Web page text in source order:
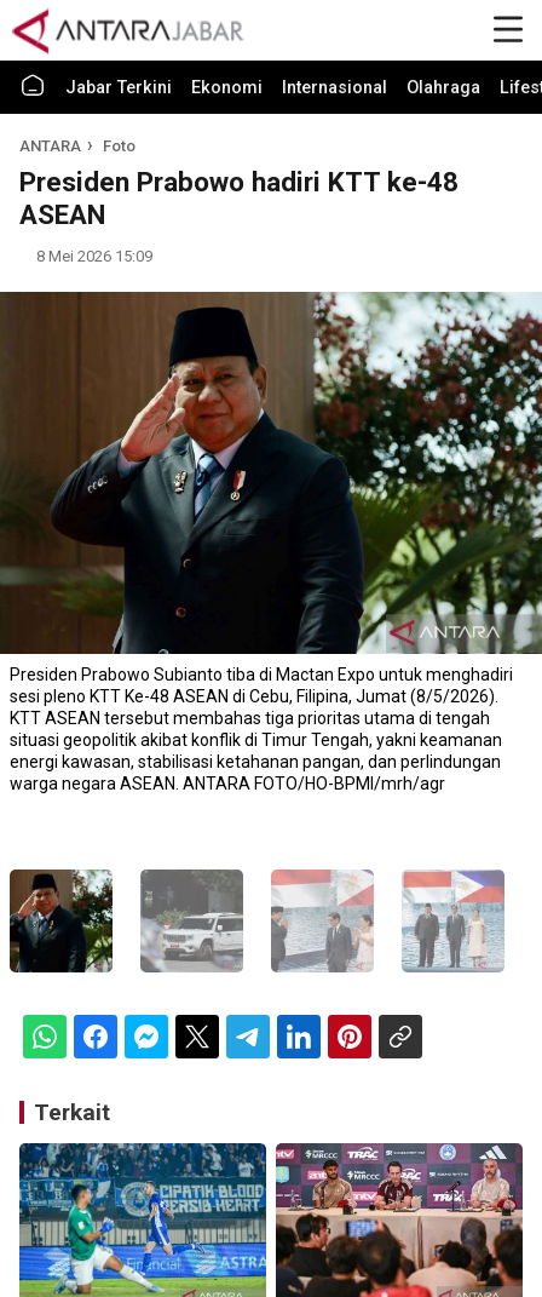
Jabar Terkini Ekonomi Internasional Olahraga
ANTARA Foto
Presiden Prabowo hadiri KTT ke-48
ASEAN
8 Mei 2026 15:09
Presiden Prabowo Subianto tiba di Mactan Expo untuk menghadiri
sesi pleno KTT Ke-48 ASEAN di Cebu, Filipina, Jumat (8/5/2026).
KTT ASEAN tersebut membahas tiga prioritas utama di tengah
situasi geopolitik akibat konflik di Timur Tengah, yakni keamanan
energi kawasan, stabilisasi ketahanan pangan, dan perlindungan
warga negara ASEAN. ANTARA FOTO/HO-BPMI/mrh/agr
Terkait